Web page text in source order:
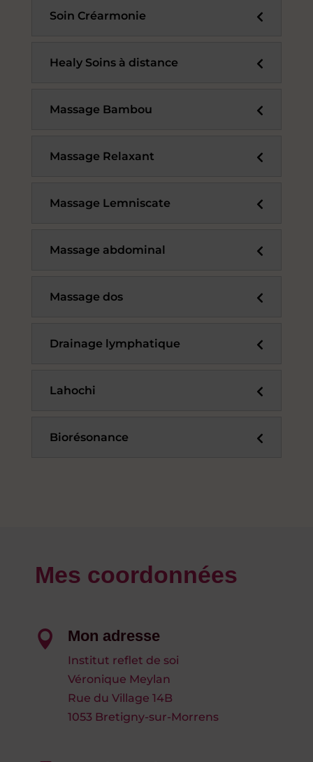
Soin Créarmonie
Healy Soins à distance
Massage Bambou
Massage Relaxant
Massage Lemniscate
Massage abdominal
Massage dos
Drainage lymphatique
Lahochi
Biorésonance
Mes coordonnées
 Mon adresse
Institut reflet de soi
Véronique Meylan
Rue du Village 14B
1053 Bretigny-sur-Morrens